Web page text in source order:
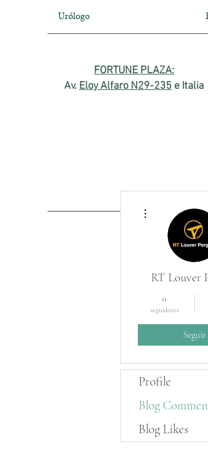
Urólogo
FORTUNE PLAZA:
Av. Eloy Alfaro N29-235 e Italia
RT Louver
0
seguidores
Seguir
Profile
Blog
Blog Likes